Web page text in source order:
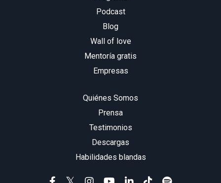
Podcast
Blog
Wall of love
Mentoría gratis
Empresas
Quiénes Somos
Prensa
Testimonios
Descargas
Habilidades blandas